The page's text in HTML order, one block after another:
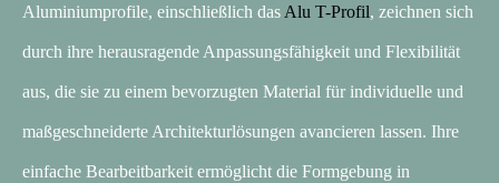
Aluminiumprofile, einschließlich das Alu T-Profil, zeichnen sich
durch ihre herausragende Anpassungsfähigkeit und Flexibilität
aus, die sie zu einem bevorzugten Material für individuelle und
maßgeschneiderte Architekturlösungen avancieren lassen. Ihre
einfache Bearbeitbarkeit ermöglicht die Formgebung in